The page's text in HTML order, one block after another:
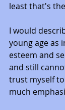
least that's
I would
young age as
esteem and
and still
trust myself
much